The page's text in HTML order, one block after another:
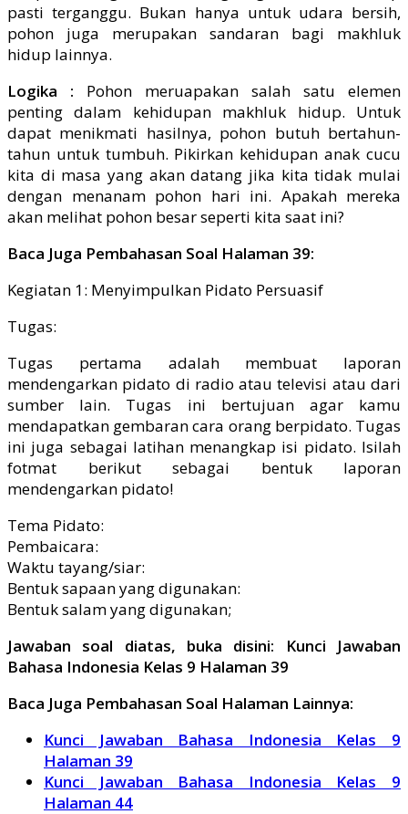
pasti terganggu. Bukan hanya untuk udara bersih,
pohon juga merupakan sandaran bagi makhluk
hidup lainnya.
Logika : Pohon meruapakan salah satu elemen
penting dalam kehidupan makhluk hidup. Untuk
dapat menikmati hasilnya, pohon butuh bertahun-
tahun untuk tumbuh. Pikirkan kehidupan anak cucu
kita di masa yang akan datang jika kita tidak mulai
dengan menanam pohon hari ini. Apakah mereka
akan melihat pohon besar seperti kita saat ini?
Baca Juga Pembahasan Soal Halaman 39:
Kegiatan 1: Menyimpulkan Pidato Persuasif
Tugas:
Tugas pertama adalah membuat laporan
mendengarkan pidato di radio atau televisi atau dari
sumber lain. Tugas ini bertujuan agar kamu
mendapatkan gembaran cara orang berpidato. Tugas
ini juga sebagai latihan menangkap isi pidato. Isilah
fotmat berikut sebagai bentuk laporan
mendengarkan pidato!
Tema Pidato:
Pembaicara:
Waktu tayang/siar:
Bentuk sapaan yang digunakan:
Bentuk salam yang digunakan;
Jawaban soal diatas, buka disini: Kunci Jawaban
Bahasa Indonesia Kelas 9 Halaman 39
Baca Juga Pembahasan Soal Halaman Lainnya:
Kunci Jawaban Bahasa Indonesia Kelas 9
Halaman 39
Kunci Jawaban Bahasa Indonesia Kelas 9
Halaman 44